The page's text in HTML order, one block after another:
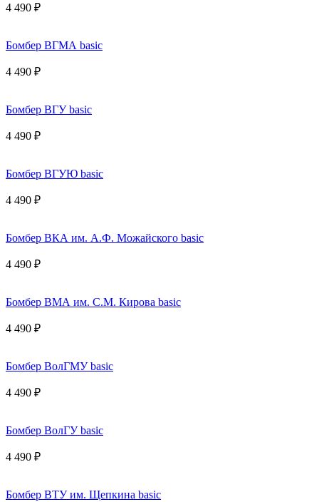
4 490 ₽
Бомбер ВГМА basic
4 490 ₽
Бомбер ВГУ basic
4 490 ₽
Бомбер ВГУЮ basic
4 490 ₽
Бомбер ВКА им. А.Ф. Можайского basic
4 490 ₽
Бомбер ВМА им. С.М. Кирова basic
4 490 ₽
Бомбер ВолГМУ basic
4 490 ₽
Бомбер ВолГУ basic
4 490 ₽
Бомбер ВТУ им. Щепкина basic